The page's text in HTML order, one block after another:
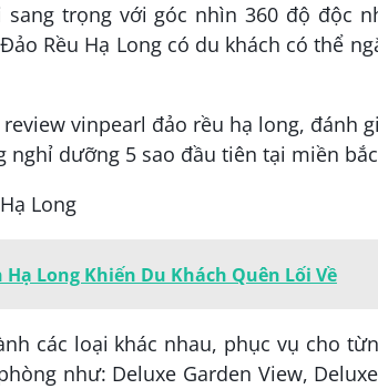
trọng với góc nhìn 360 độ độc
Rều Hạ Long có du khách có thể
Long
Long Khiến Du Khách Quên Lối Về
các loại khác nhau, phục vụ cho
như: Deluxe Garden View,